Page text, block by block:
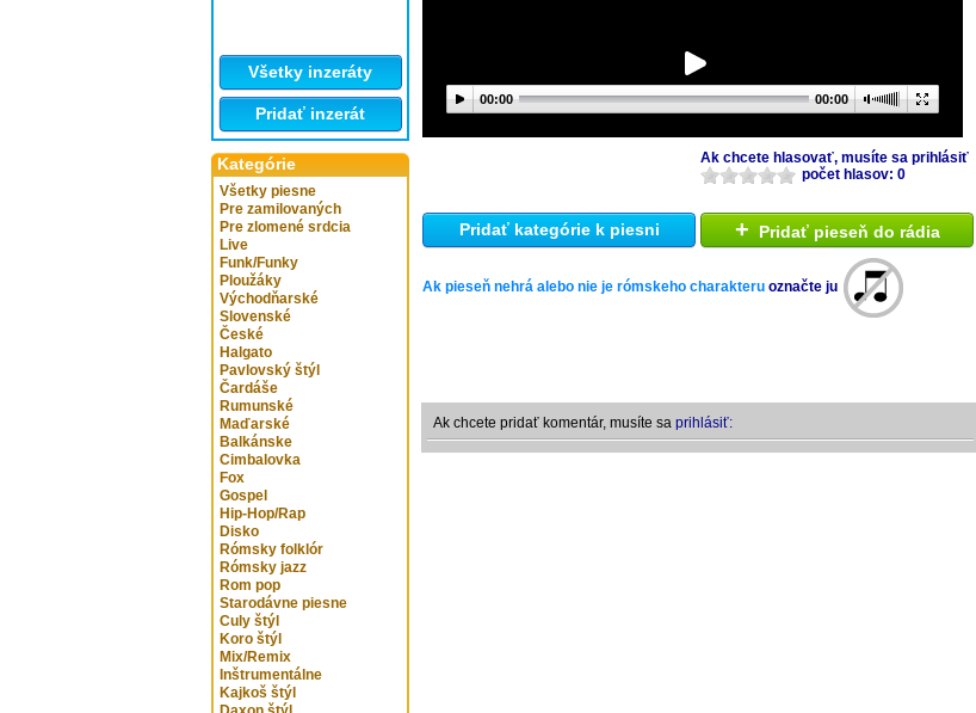
Všetky inzeráty
Pridať inzerát
Kategórie
Všetky piesne
Pre zamilovaných
Pre zlomené srdcia
Live
Funk/Funky
Ploužáky
Východňarské
Slovenské
České
Halgato
Pavlovský štýl
Čardáše
Rumunské
Maďarské
Balkánske
Cimbalovka
Fox
Gospel
Hip-Hop/Rap
Disko
Rómsky folklór
Rómsky jazz
Rom pop
Starodávne piesne
Culy štýl
Koro štýl
Mix/Remix
Inštrumentálne
Kajkoš štýl
00:00 00:00
Ak chcete hlasovať, musíte sa prihlásiť
počet hlasov: 0
Pridať kategórie k piesni + Pridať pieseň do rádia
Ak pieseň nehrá alebo nie je rómskeho charakteru označte ju
Ak chcete pridať komentár, musíte sa prihlásiť: